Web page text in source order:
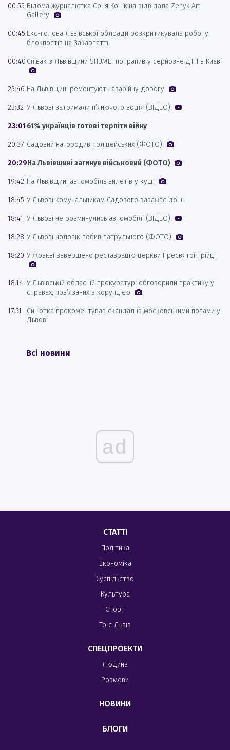
00:55 Відома журналістка Соня Кошкіна відвідала Zenyk Art
Gallery
00:45 Екс-голова Львівської облради розкритикувала роботу
блокпостів на Закарпатті
00:40 Співак з Львівщини SHUMEI потрапив у серйозне ДТП в Києві
23:46 На Львівщині ремонтують аварійну дорогу
23:32 У Львові затримали п’янючого водія (ВІДЕО)
23:01 61% українців готові терпіти війну
20:37 Садовий нагородив поліцейських (ФОТО)
20:29На Львівщині загинув військовий (ФОТО)
19:42 На Львівщині автомобіль вилетів у кущі
18:45 У Львові комунальникам Садового заважає дощ
18:41 У Львові не розминулись автомобілі (ВІДЕО)
18:28 У Львові чоловік побив патрульного (ФОТО)
18:20 У Жовкві завершено реставрацію церкви Пресвятої Трійці
18:14 У Львівській обласній прокуратурі обговорили практику у
справах, пов’язаних з корупцією
17:51
Синютка прокоментував скандал із московськими попами у
Львові
Всі новини
ad
СТАТТІ
Політика
Економіка
Суспільство
Культура
Спорт
То є Львів
СПЕЦПРОЕКТИ
Людина
Розмови
НОВИНИ
БЛОГИ